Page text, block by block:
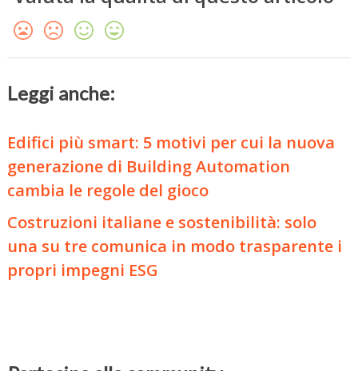
Leggi anche:
Edifici più smart: 5 motivi per cui la nuova
generazione di Building Automation
cambia le regole del gioco
Costruzioni italiane e sostenibilità: solo
una su tre comunica in modo trasparente i
propri impegni ESG